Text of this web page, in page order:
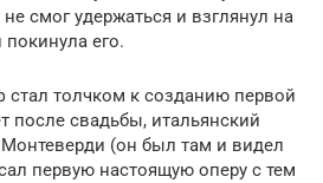
смог удержаться и взглянул на
покинула его.
стал толчком к созданию первой
после свадьбы, итальянский
(он был там и видел
первую настоящую оперу с тем